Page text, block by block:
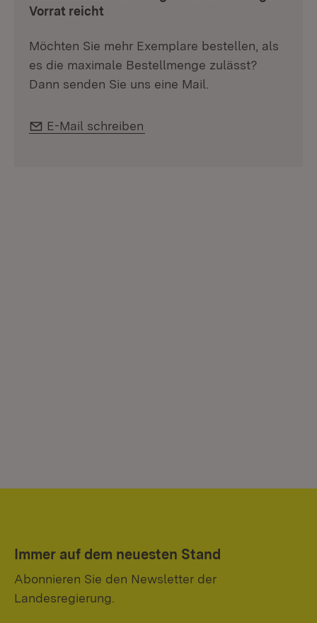
Vorrat reicht
Möchten Sie mehr Exemplare bestellen, als
es die maximale Bestellmenge zulässt?
Dann senden Sie uns eine Mail.
E-Mail:
E-Mail schreiben
Immer auf dem neuesten Stand
Abonnieren Sie den Newsletter der
Landesregierung.